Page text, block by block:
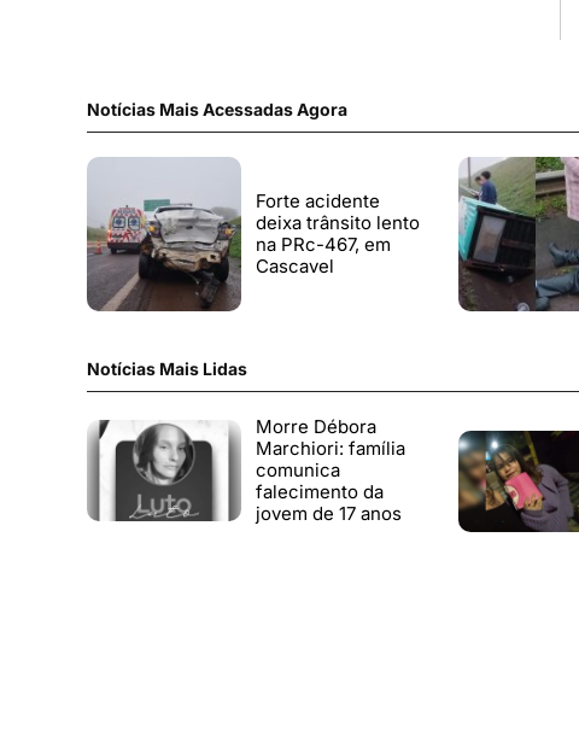
Notícias Mais Acessadas Agora
Forte acidente
deixa trânsito lento
na PRc-467, em
Cascavel
Notícias Mais Lidas
Morre Débora
Marchiori: família
comunica
falecimento da
jovem de 17 anos